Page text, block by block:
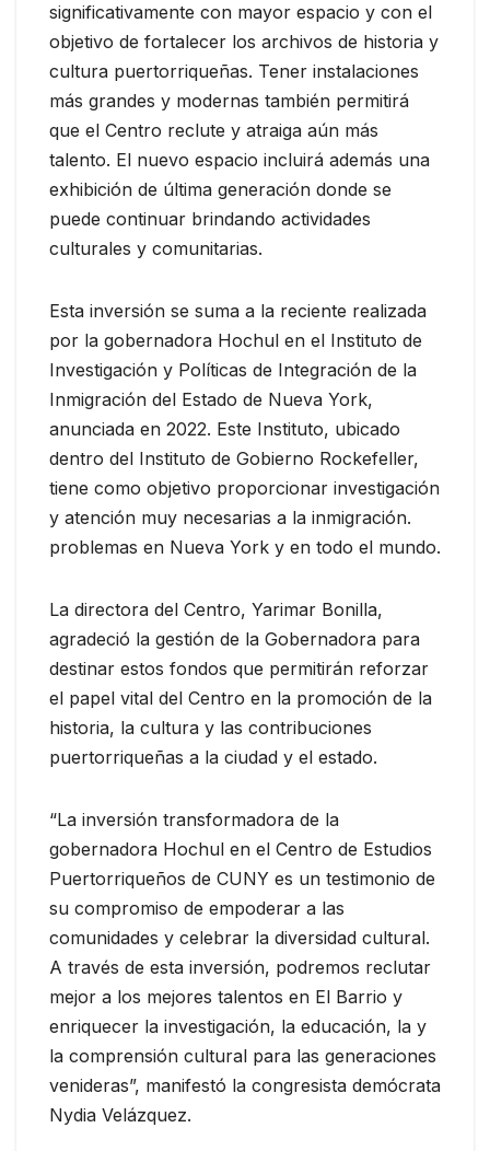
significativamente con mayor espacio y con el
objetivo de fortalecer los archivos de historia y
cultura puertorriqueñas. Tener instalaciones
más grandes y modernas también permitirá
que el Centro reclute y atraiga aún más
talento. El nuevo espacio incluirá además una
exhibición de última generación donde se
puede continuar brindando actividades
culturales y comunitarias.
Esta inversión se suma a la reciente realizada
por la gobernadora Hochul en el Instituto de
Investigación y Políticas de Integración de la
Inmigración del Estado de Nueva York,
anunciada en 2022. Este Instituto, ubicado
dentro del Instituto de Gobierno Rockefeller,
tiene como objetivo proporcionar investigación
y atención muy necesarias a la inmigración.
problemas en Nueva York y en todo el mundo.
La directora del Centro, Yarimar Bonilla,
agradeció la gestión de la Gobernadora para
destinar estos fondos que permitirán reforzar
el papel vital del Centro en la promoción de la
historia, la cultura y las contribuciones
puertorriqueñas a la ciudad y el estado.
“La inversión transformadora de la
gobernadora Hochul en el Centro de Estudios
Puertorriqueños de CUNY es un testimonio de
su compromiso de empoderar a las
comunidades y celebrar la diversidad cultural.
A través de esta inversión, podremos reclutar
mejor a los mejores talentos en El Barrio y
enriquecer la investigación, la educación, la y
la comprensión cultural para las generaciones
venideras”, manifestó la congresista demócrata
Nydia Velázquez.